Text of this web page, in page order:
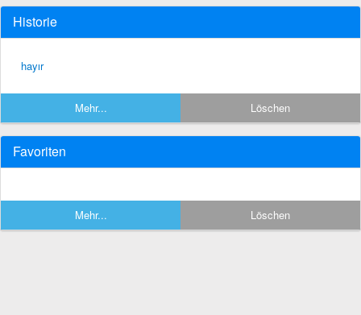
Historie
hayır
Mehr... Löschen
Favoriten
Mehr... Löschen